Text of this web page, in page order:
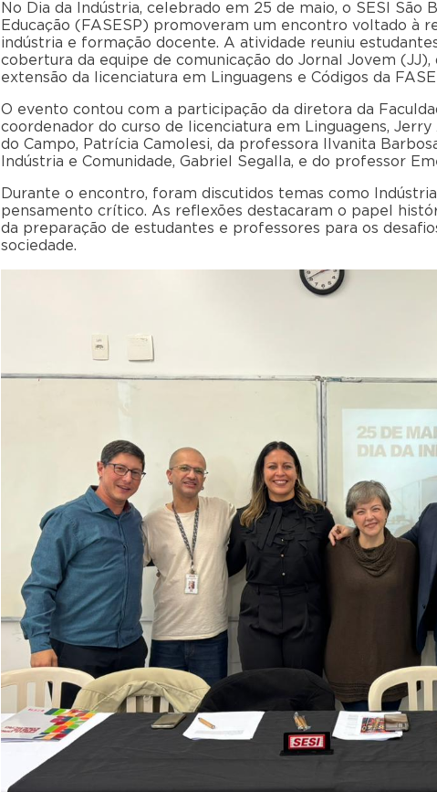
No Dia da Indústria, celebrado em 25 de maio, o SESI São
Educação (FASESP) promoveram um encontro voltado à
indústria e formação docente. A atividade reuniu
cobertura da equipe de comunicação do Jornal Jovem
extensão da licenciatura em Linguagens e Códigos da
O evento contou com a participação da diretora da
coordenador do curso de licenciatura em Linguagens,
do Campo, Patrícia Camolesi, da professora Ilvanita
Indústria e Comunidade, Gabriel Segalla, e do professor
Durante o encontro, foram discutidos temas como
pensamento crítico. As reflexões destacaram o papel
da preparação de estudantes e professores para os
sociedade.